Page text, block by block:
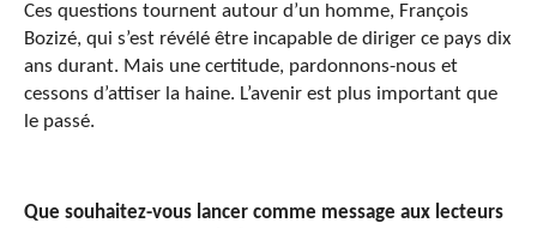
Ces questions tournent autour d’un homme, François
Bozizé, qui s’est révélé être incapable de diriger ce pays dix
ans durant. Mais une certitude, pardonnons-nous et
cessons d’attiser la haine. L’avenir est plus important que
le passé.
Que souhaitez-vous lancer comme message aux lecteurs